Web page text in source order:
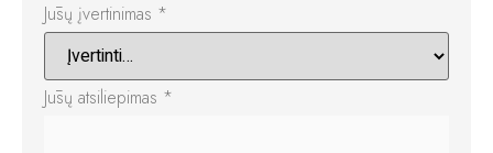
Jūsų įvertinimas *
Jūsų atsiliepimas *